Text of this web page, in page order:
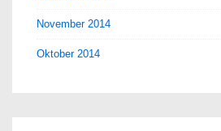
November 2014
Oktober 2014